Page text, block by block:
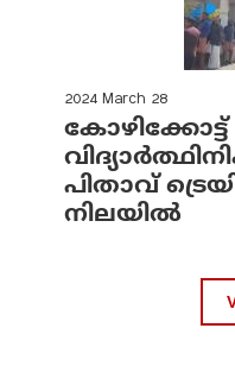
2024 March 28
കോഴിക്കോട്ട്
പിതാവ്
നിലയിൽ